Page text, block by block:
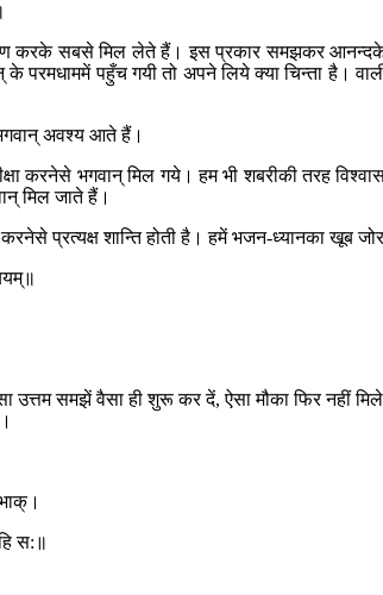
करके सबसे मिल लेते हैं। इस प्रकार समझकर आनन्दके
पहुँच गयी तो अपने लिये क्या चिन्ता है।
अवश्य आते हैं।
करनेसे भगवान् मिल गये। हम भी शबरीकी तरह
मिल जाते हैं।
प्रत्यक्ष शान्ति होती है। हमें भजन-ध्यानका खूब
उत्तम समझें वैसा ही शुरू कर दें, ऐसा मौका फिर नहीं
स:॥